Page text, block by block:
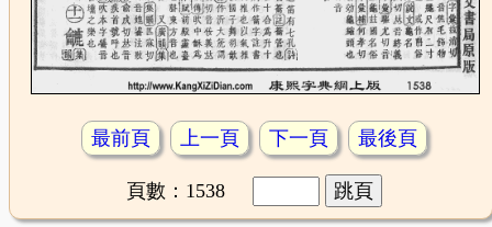
最前頁 上一頁 下一頁 最後頁
頁數：1538